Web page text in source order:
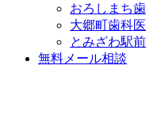
おろしまち
大郷町歯科
とみざわ駅
無料メール相談